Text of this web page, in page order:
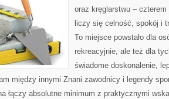
oraz kręglarstwu –
liczy się celność, spokój i
To miejsce powstało dla
rekreacyjnie, ale też dla
świadome doskonalenie,
między innymi Znani zawodnicy i legendy
łączy absolutne minimum z praktycznymi